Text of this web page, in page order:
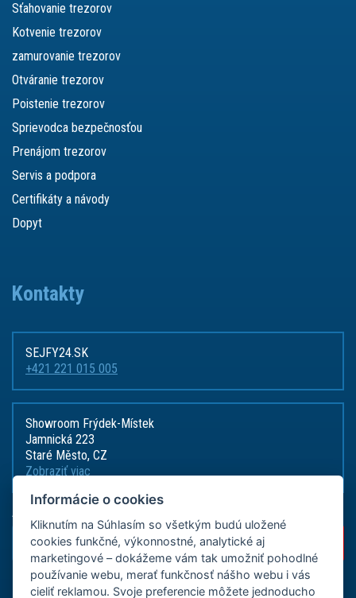
Sťahovanie trezorov
Kotvenie trezorov
zamurovanie trezorov
Otváranie trezorov
Poistenie trezorov
Sprievodca bezpečnosťou
Prenájom trezorov
Servis a podpora
Certifikáty a návody
Dopyt
Kontakty
SEJFY24.SK
+421 221 015 005
Showroom Frýdek-Místek
Jamnická 223
Staré Město, CZ
Zobraziť viac
Akcie, zľavy a novinky priamo na
Informácie o cookies
Kliknutím na Súhlasím so všetkým budú uložené
cookies funkčné, výkonnostné, analytické aj
marketingové – dokážeme vám tak umožniť pohodlné
používanie webu, merať funkčnosť nášho webu i vás
cieliť reklamou. Svoje preferencie môžete jednoducho